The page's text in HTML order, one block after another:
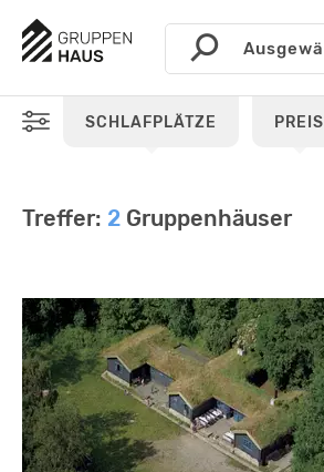
SCHLAFPLÄTZE PREIS
Treffer: 2 Gruppenhäuser